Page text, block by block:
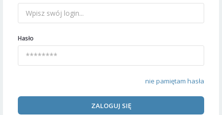
Hasło
nie pamiętam hasła
ZALOGUJ SIĘ